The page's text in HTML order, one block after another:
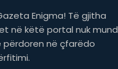
Enigma! Të gjitha
në këtë portal nuk mund
në çfarëdo